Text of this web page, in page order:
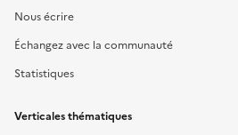
Nous écrire
Échangez avec la communauté
Statistiques
Verticales thématiques